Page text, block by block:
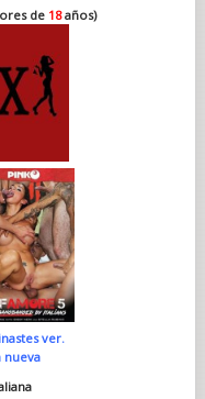
de 18años)
ver.
nueva